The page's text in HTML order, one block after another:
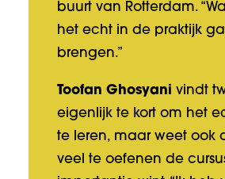
buurt van Rotterdam.
het echt in de praktijk
brengen.”
Toofan Ghosyani vindt
eigenlijk te kort om het
te leren, maar weet ook
veel te oefenen de